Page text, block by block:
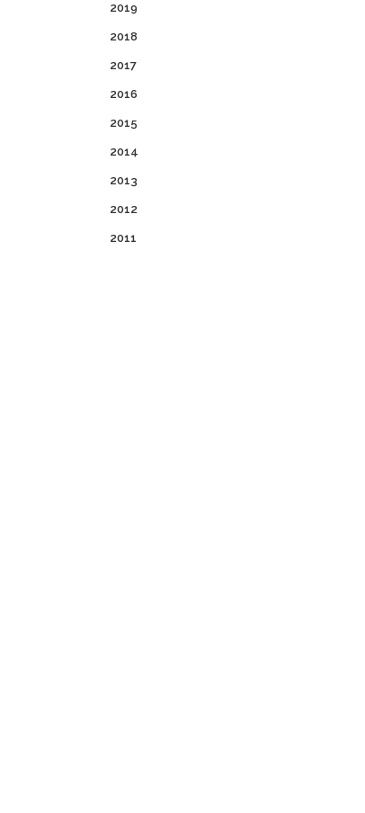
2019
2018
2017
2016
2015
2014
2013
2012
2011